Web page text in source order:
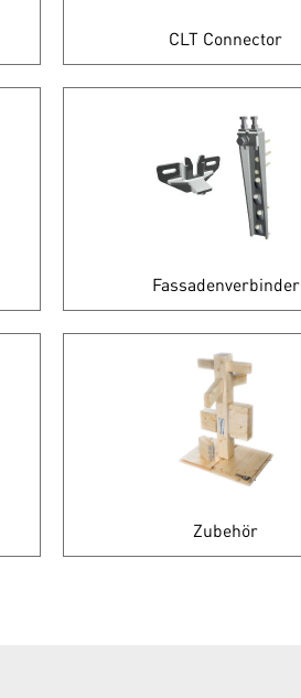
CLT Connector
Fassadenverbinder
Zubehör